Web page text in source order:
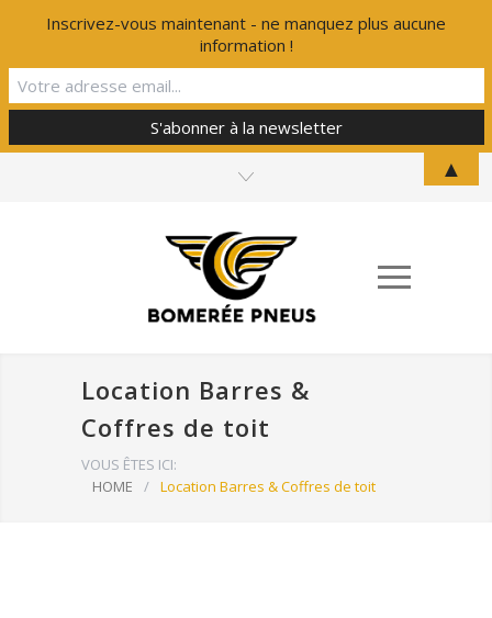
Location Barres &
Coffres de toit
VOUS ÊTES ICI:
HOME
/ Location Barres & Coffres de toit
Inscrivez-vous maintenant - ne manquez plus aucune
information !
▲